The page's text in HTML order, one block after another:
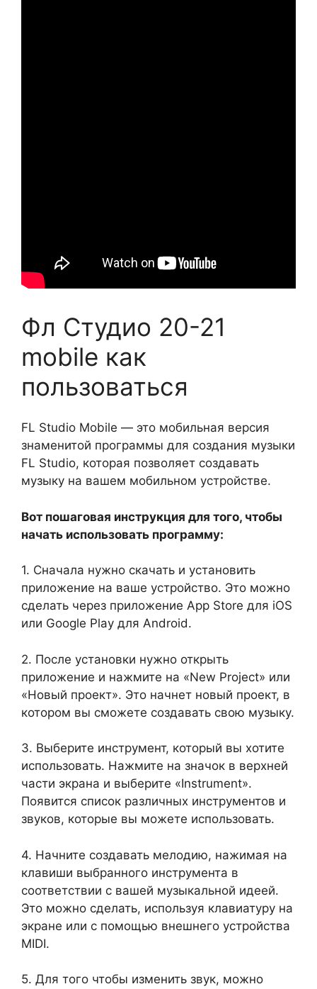
Фл Студио 20-21
mobile как
пользоваться
FL Studio Mobile — это мобильная версия
знаменитой программы для создания музыки
FL Studio, которая позволяет создавать
музыку на вашем мобильном устройстве.
Вот пошаговая инструкция для того, чтобы
начать использовать программу:
1. Сначала нужно скачать и установить
приложение на ваше устройство. Это можно
сделать через приложение App Store для iOS
или Google Play для Android.
2. После установки нужно открыть
приложение и нажмите на «New Project» или
«Новый проект». Это начнет новый проект, в
котором вы сможете создавать свою музыку.
3. Выберите инструмент, который вы хотите
использовать. Нажмите на значок в верхней
части экрана и выберите «Instrument».
Появится список различных инструментов и
звуков, которые вы можете использовать.
4. Начните создавать мелодию, нажимая на
клавиши выбранного инструмента в
соответствии с вашей музыкальной идеей.
Это можно сделать, используя клавиатуру на
экране или с помощью внешнего устройства
MIDI.
5. Для того чтобы изменить звук, можно